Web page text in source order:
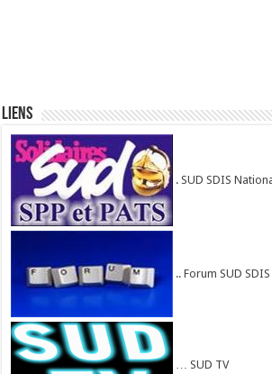
Liens
. SUD SDIS
.. Forum SUD
… SUD TV